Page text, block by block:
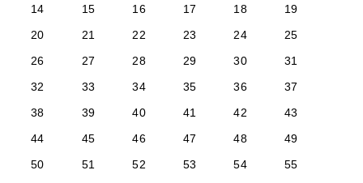
14
15 16 17 18
19
20
21 22 23 24
25
26
27 28 29 30
31
32
33 34 35 36
37
38
39 40 41 42
43
44
45 46 47 48
49
50
51 52 53 54
55